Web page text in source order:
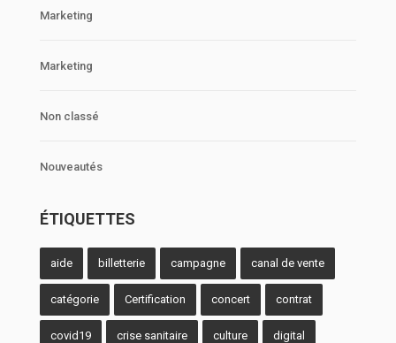
Marketing
Marketing
Non classé
Nouveautés
ÉTIQUETTES
aide billetterie campagne canal de vente
catégorie Certification concert contrat
covid19 crise sanitaire culture digital